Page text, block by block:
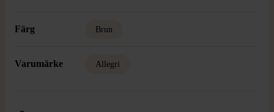
Färg Brun
Varumärke Allegri